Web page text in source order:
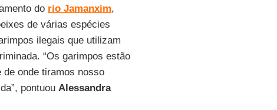
do rio Jamanxim,
de várias espécies
ilegais que utilizam
“Os garimpos estão
de onde tiramos nosso
pontuou Alessandra